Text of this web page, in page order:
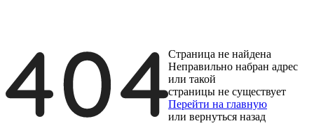
Страница не найдена
Неправильно набран адрес
или такой
страницы не существует
Перейти на главную
или вернуться назад